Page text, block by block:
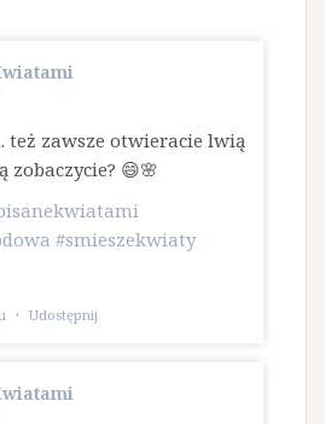
też zawsze otwieracie lwią
zobaczycie? 😄🌸
#smieszekwiaty
· Udostępnij